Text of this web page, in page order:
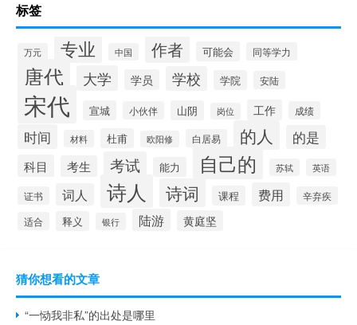
标签
万元 专业 中国 作者 可能会 同等学力
唐代 大学 学员 学校 学院 安陆
宋代 宣城 小伙伴 山阴 岗位 工作 成绩
时间 材料 杜甫 欧阳修 白居易 的人 的是
科目 考生 考试 能力 自己的 苏轼 英语
证书 词人 诗人 诗词 课程 费用
辛弃疾
适合
释义 银行 陆游 黄庭坚
猜你想看的文章
“一恸我非私”的出处是哪里